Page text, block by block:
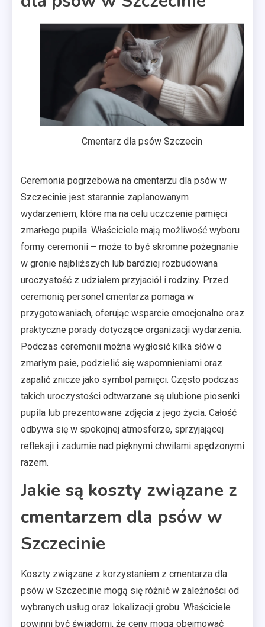
Cmentarz dla psów Szczecin
Ceremonia pogrzebowa na cmentarzu dla psów w
Szczecinie jest starannie zaplanowanym
wydarzeniem, które ma na celu uczczenie pamięci
zmarłego pupila. Właściciele mają możliwość wyboru
formy ceremonii – może to być skromne pożegnanie
w gronie najbliższych lub bardziej rozbudowana
uroczystość z udziałem przyjaciół i rodziny. Przed
ceremonią personel cmentarza pomaga w
przygotowaniach, oferując wsparcie emocjonalne oraz
praktyczne porady dotyczące organizacji wydarzenia.
Podczas ceremonii można wygłosić kilka słów o
zmarłym psie, podzielić się wspomnieniami oraz
zapalić znicze jako symbol pamięci. Często podczas
takich uroczystości odtwarzane są ulubione piosenki
pupila lub prezentowane zdjęcia z jego życia. Całość
odbywa się w spokojnej atmosferze, sprzyjającej
refleksji i zadumie nad pięknymi chwilami spędzonymi
razem.
Jakie są koszty związane z
cmentarzem dla psów w
Szczecinie
Koszty związane z korzystaniem z cmentarza dla
psów w Szczecinie mogą się różnić w zależności od
wybranych usług oraz lokalizacji grobu. Właściciele
powinni być świadomi, że ceny mogą obejmować